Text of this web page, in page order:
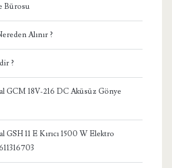
Bürosu
Alınır ?
?
GCM 18V-216 DC Aküsüz Gönye
11 E Kırıcı 1500 W Elektro